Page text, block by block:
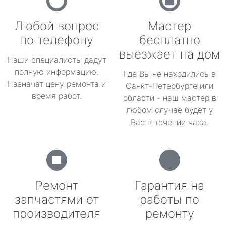
Любой вопрос
по телефону
Наши специалисты дадут
полную информацию.
Назначат цену ремонта и
время работ.
Мастер
бесплатно
выезжает на дом
Где Вы не находились в
Санкт-Петербурге или
области - наш мастер в
любом случае будет у
Вас в течении часа.
Ремонт
запчастями от
производителя
Гарантия на
работы по
ремонту